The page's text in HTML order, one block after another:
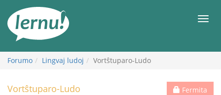
enhavo
Forumo Lingvaj ludoj Vortŝtuparo-Ludo
Fermita
Vortŝtuparo-Ludo